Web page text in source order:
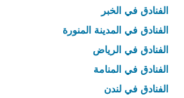
الفنادق في الخبر
الفنادق في المدينة المنورة
الفنادق في الرياض
الفنادق في المنامة
الفنادق في لندن